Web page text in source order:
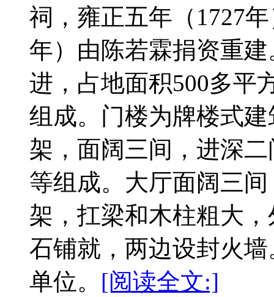
祠，雍正五年（1727
年）由陈若霖捐资重
进，占地面积500多平
组成。门楼为牌楼式
架，面阔三间，进深
等组成。大厅面阔三
架，扛梁和木柱粗大
石铺就，两边设封火
单位。 [阅读全文:]